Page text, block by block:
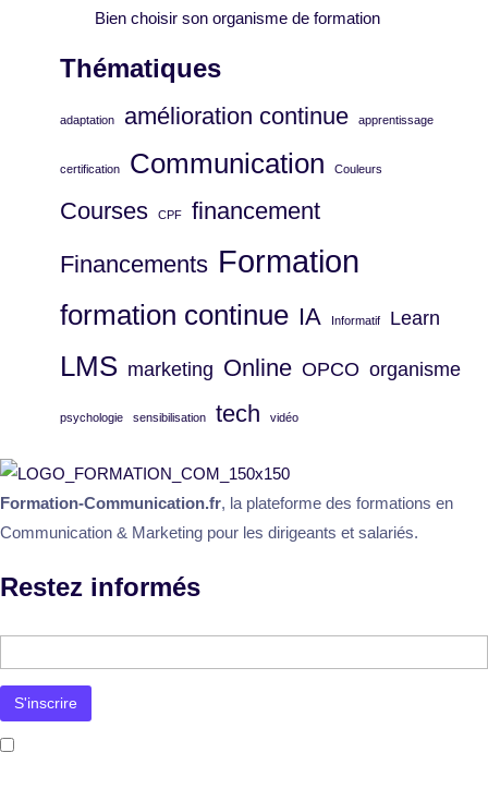
Bien choisir son organisme de formation
Thématiques
adaptation amélioration continue apprentissage
certification Communication Couleurs
Courses CPF
financement
Financements Formation
formation continue IA Informatif Learn
LMS marketing Online OPCO organisme
psychologie sensibilisation tech vidéo
Formation-Communication.fr, la plateforme des formations en
Communication & Marketing pour les dirigeants et salariés.
Restez informés